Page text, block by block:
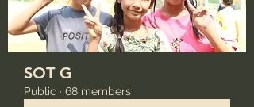
SOT G
Public · 68 members